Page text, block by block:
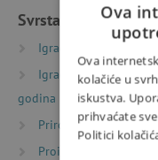
Svrstano u
Igračke prema starosti
Igračke prema
godina
Priroda i sport
Proizvođači
Ova
Ova
kolačiće u
iskustva.
prihvaćate
Politici